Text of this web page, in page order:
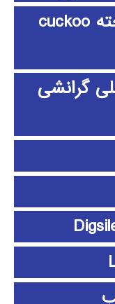
الگوریتم جستجوی فاخته cuckoo
گرانشی